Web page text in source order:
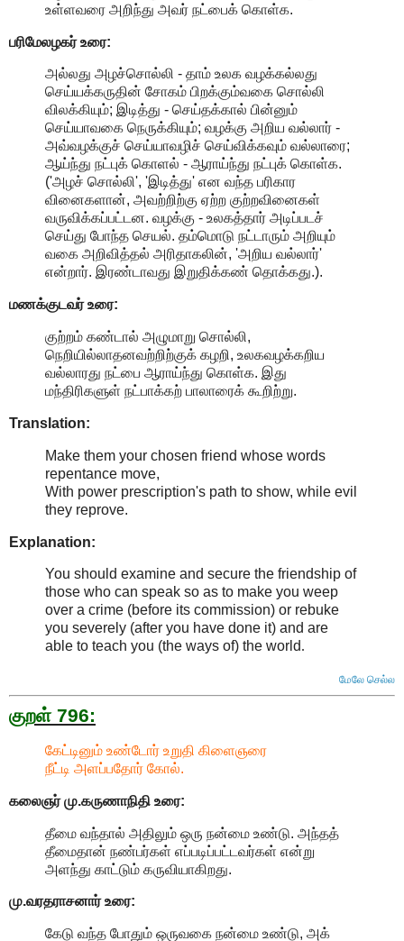
உள்ளவரை அறிந்து அவர் நட்பைக் கொள்க.
பரிமேலழகர் உரை:
அல்லது அழச்சொல்லி - தாம் உலக வழக்கல்லது
செய்யக்கருதின் சோகம் பிறக்கும்வகை சொல்லி
விலக்கியும்; இடித்து - செய்தக்கால் பின்னும்
செய்யாவகை நெருக்கியும்; வழக்கு அறிய வல்லார் -
அவ்வழக்குச் செய்யாவழிச் செய்விக்கவும் வல்லாரை;
ஆய்ந்து நட்புக் கொளல் - ஆராய்ந்து நட்புக் கொள்க.
('அழச் சொல்லி', 'இடித்து' என வந்த பரிகார
வினைகளான், அவற்றிற்கு ஏற்ற குற்றவினைகள்
வருவிக்கப்பட்டன. வழக்கு - உலகத்தார் அடிப்படச்
செய்து போந்த செயல். தம்மொடு நட்டாரும் அறியும்
வகை அறிவித்தல் அரிதாகலின், 'அறிய வல்லார்'
என்றார். இரண்டாவது இறுதிக்கண் தொக்கது.).
மணக்குடவர் உரை:
குற்றம் கண்டால் அழுமாறு சொல்லி,
நெறியில்லாதனவற்றிற்குக் கழறி, உலகவழக்கறிய
வல்லாரது நட்பை ஆராய்ந்து கொள்க. இது
மந்திரிகளுள் நட்பாக்கற் பாலாரைக் கூறிற்று.
Translation:
Make them your chosen friend whose words
repentance move,
With power prescription's path to show, while evil
they reprove.
Explanation:
You should examine and secure the friendship of
those who can speak so as to make you weep
over a crime (before its commission) or rebuke
you severely (after you have done it) and are
able to teach you (the ways of) the world.
மேலே செல்ல
குறள் 796:
கேட்டினும் உண்டோர் உறுதி கிளைஞரை
நீட்டி அளப்பதோர் கோல்.
கலைஞர் மு.கருணாநிதி உரை:
தீமை வந்தால் அதிலும் ஒரு நன்மை உண்டு. அந்தத்
தீமைதான் நண்பர்கள் எப்படிப்பட்டவர்கள் என்று
அளந்து காட்டும் கருவியாகிறது.
மு.வரதராசனார்உரை:
கேடு வந்த போதும் ஒருவகை நன்மை உண்டு, அக்